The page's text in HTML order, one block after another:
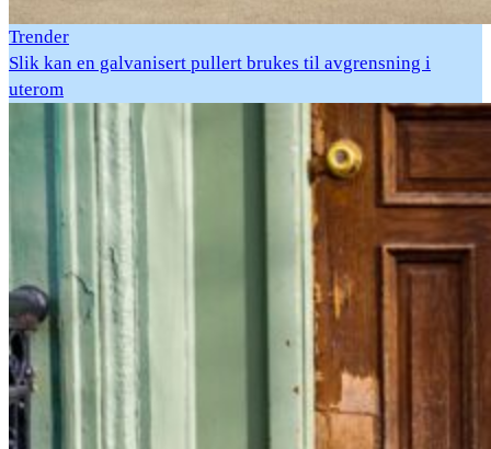
Trender
Slik kan en galvanisert pullert brukes til avgrensning i
uterom